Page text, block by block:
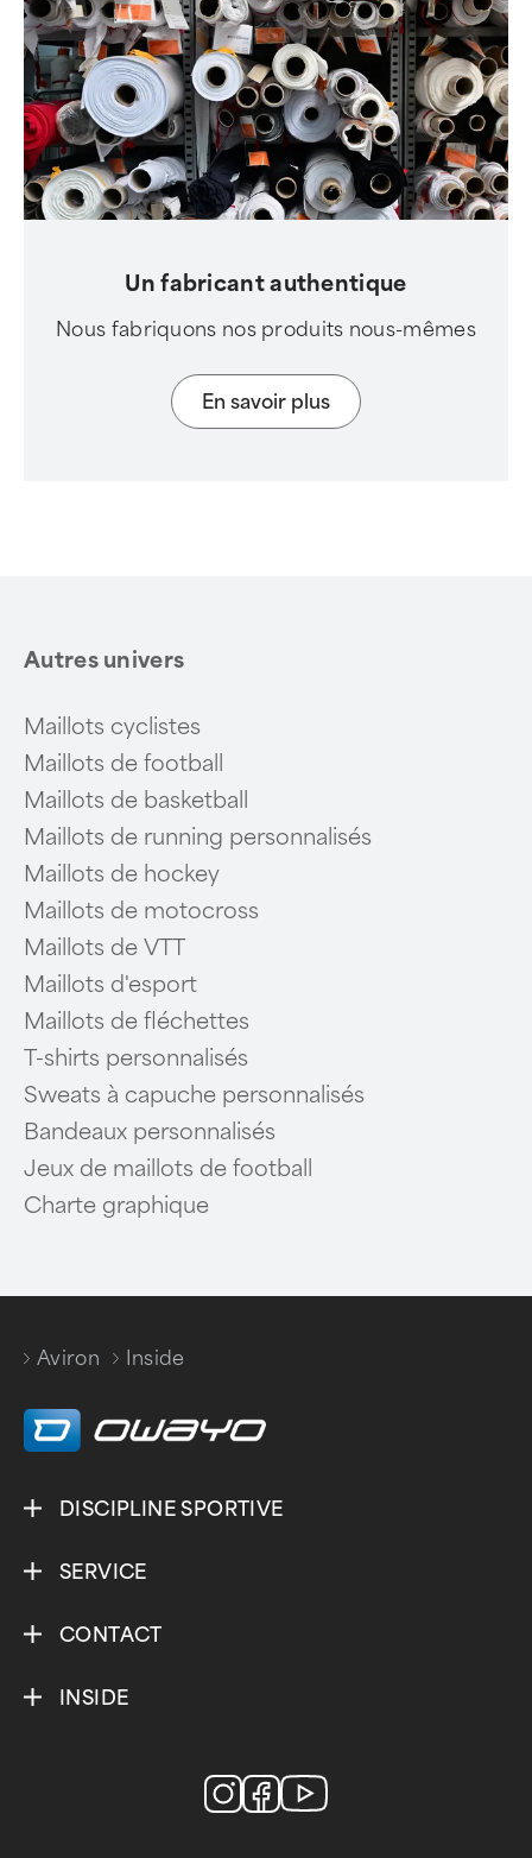
Un fabricant authentique
Nous fabriquons nos produits nous-mêmes
En savoir plus
Autres univers
Maillots cyclistes
Maillots de football
Maillots de basketball
Maillots de running personnalisés
Maillots de hockey
Maillots de motocross
Maillots de VTT
Maillots d'esport
Maillots de fléchettes
T-shirts personnalisés
Sweats à capuche personnalisés
Bandeaux personnalisés
Jeux de maillots de football
Charte graphique
Aviron
Inside
DISCIPLINE SPORTIVE
SERVICE
CONTACT
INSIDE